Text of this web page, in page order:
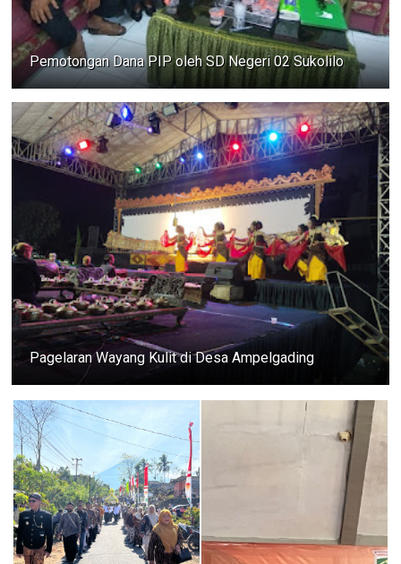
Pemotongan Dana PIP oleh SD Negeri 02 Sukolilo
Pagelaran Wayang Kulit di Desa Ampelgading